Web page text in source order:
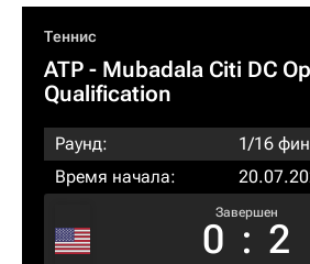
Теннис
ATP - Mubadala Citi DC
Qualification
Раунд:
1/16
Время начала:
Завершен
0 : 2